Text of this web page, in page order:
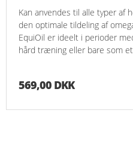
Kan anvendes til alle typer af
den optimale tildeling af
EquiOil er ideelt i perioder
hård træning eller bare som
569,00 DKK